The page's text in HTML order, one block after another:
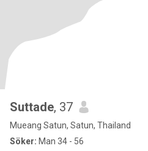
Suttade, 37
Mueang Satun, Satun, Thailand
Söker: Man 34 - 56